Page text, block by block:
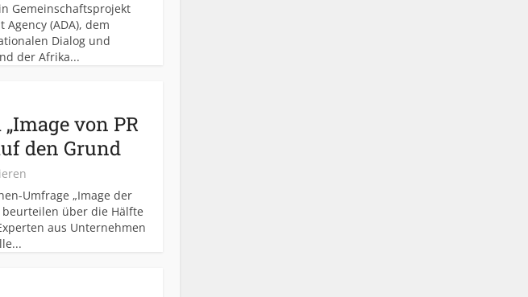
Gemeinschaftsprojekt
(ADA), dem
Dialog und
der Afrika...
von PR
den Grund
Umfrage „Image der
beurteilen über die Hälfte
aus Unternehmen